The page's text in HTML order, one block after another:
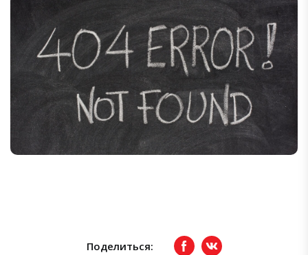
Поделиться: FacebookвКонтакте